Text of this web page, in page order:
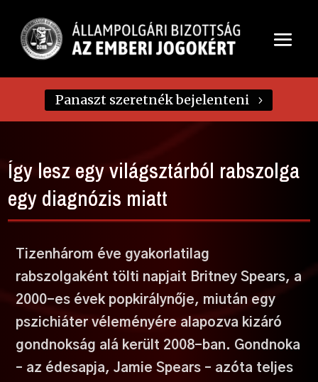
Panaszt szeretnék bejelenteni
Így lesz egy világsztárból rabszolga
egy diagnózis miatt
Tizenhárom éve gyakorlatilag
rabszolgaként tölti napjait Britney Spears, a
2000-es évek popkirálynője, miután egy
pszichiáter véleményére alapozva kizáró
gondnokság alá került 2008-ban. Gondnoka
– az édesapja, Jamie Spears – azóta teljes